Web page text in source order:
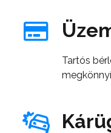
Tartós